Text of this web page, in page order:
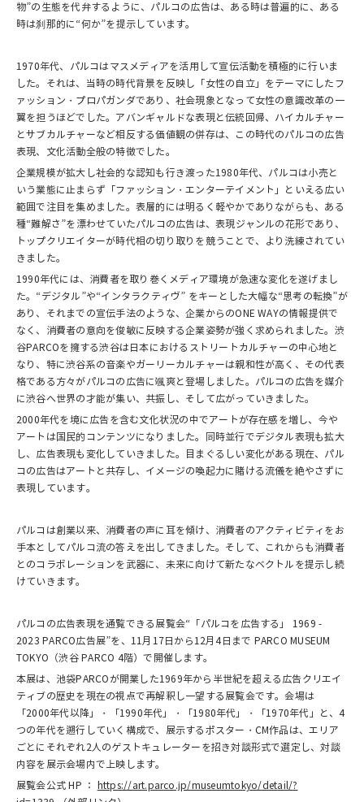
物”の生態を代弁するように、パルコの広告は、ある時は普遍的に、ある
時は刹那的に“何か”を提示しています。
1970年代、パルコはマスメディアを活用して宣伝活動を積極的に行いま
した。それは、当時の時代背景を反映し「女性の自立」をテーマにしたフ
ァッション・プロパガンダであり、社会現象となって女性の意識改革の一
翼を担うほどでした。アバンギャルドな表現と伝統回帰、ハイカルチャー
とサブカルチャーなど相反する価値観の併存は、この時代のパルコの広告
表現、文化活動全般の特徴でした。
企業規模が拡大し社会的な認知も行き渡った1980年代、パルコは小売と
いう業態に止まらず「ファッション・エンターテイメント」といえる広い
範囲で注目を集めました。表層的には明るく軽やかでありながらも、ある
種“難解さ”を漂わせていたパルコの広告は、表現ジャンルの花形であり、
トップクリエイターが時代相の切り取りを競うことで、より洗練されてい
きました。
1990年代には、消費者を取り巻くメディア環境が急速な変化を遂げまし
た。“デジタル”や“インタラクティヴ” をキーとした大幅な“思考の転換”が
あり、それまでの宣伝手法のような、企業からのONE WAYの情報提供で
なく、消費者の意向を俊敏に反映する企業姿勢が強く求められました。渋
谷PARCOを擁する渋谷は日本におけるストリートカルチャーの中心地と
なり、特に渋谷系の音楽やガーリーカルチャーは親和性が高く、その代表
格である方々がパルコの広告に颯爽と登場しました。パルコの広告を媒介
に渋谷へ世界の才能が集い、共振し、そして広がっていきました。
2000年代を境に広告を含む文化状況の中でアートが存在感を増し、今や
アートは国民的コンテンツになりました。同時並行でデジタル表現も拡大
し、広告表現も変化していきました。目まぐるしい変化がある現在、パル
コの広告はアートと共存し、イメージの喚起力に賭ける流儀を絶やさずに
表現しています。
パルコは創業以来、消費者の声に耳を傾け、消費者のアクティビティをお
手本としてパルコ流の答えを出してきました。そして、これからも消費者
とのコラボレーションを武器に、未来に向けて新たなベクトルを提示し続
けていきます。
パルコの広告表現を通覧できる展覧会“「パルコを広告する」 1969 -
2023 PARCO広告展”を、11月17日から12月4日まで PARCO MUSEUM
TOKYO（渋谷 PARCO 4階）で開催します。
本展は、池袋PARCOが開業した1969年から半世紀を超える広告クリエイ
ティブの歴史を現在の視点で再解釈し一望する展覧会です。会場は
「2000年代以降」・「1990年代」・「1980年代」・「1970年代」と、4
つの年代を遡行していく構成で、展示するポスター・CM作品は、エリア
ごとにそれぞれ2人のゲストキュレーターを招き対談形式で選定し、対談
内容を展示会場内で上映します。
展覧会公式 HP ：
https://art.parco.jp/museumtokyo/detail/?